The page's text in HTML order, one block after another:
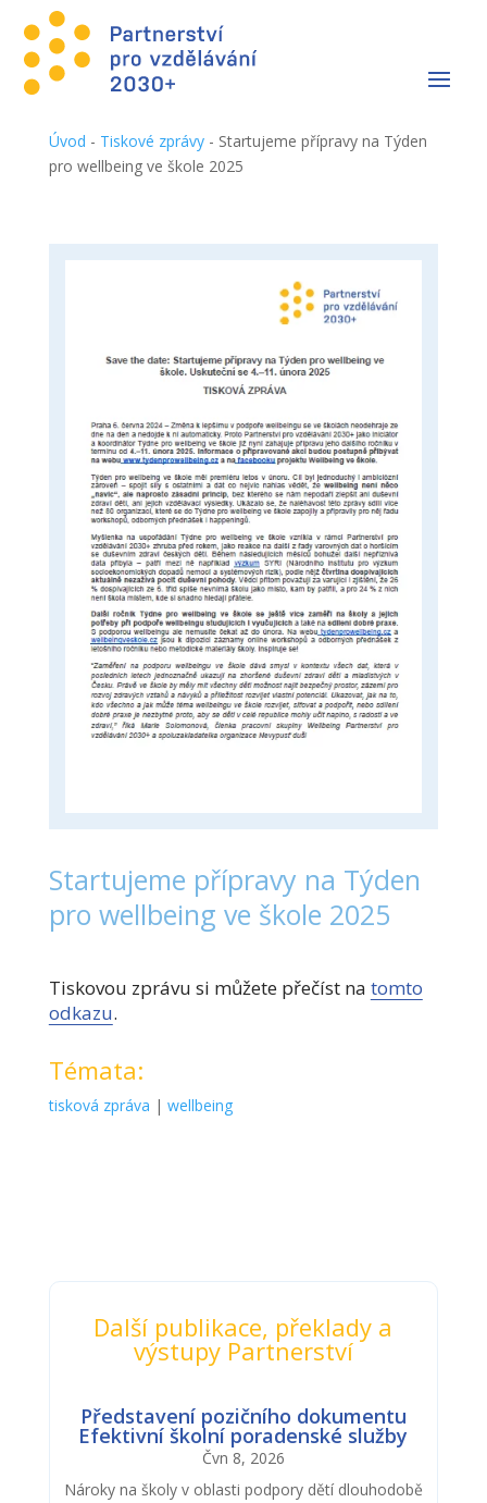
Úvod - Tiskové zprávy- Startujeme přípravy na Týden
pro wellbeing ve škole 2025
Startujeme přípravy na Týden
pro wellbeing ve škole 2025
Tiskovou zprávu si můžete přečíst na tomto
odkazu.
Témata:
tisková zpráva | wellbeing
Další publikace, překlady a
výstupy Partnerství
Představení pozičního dokumentu
Efektivní školní poradenské služby
Čvn 8, 2026
Nároky na školy v oblasti podpory dětí dlouhodobě